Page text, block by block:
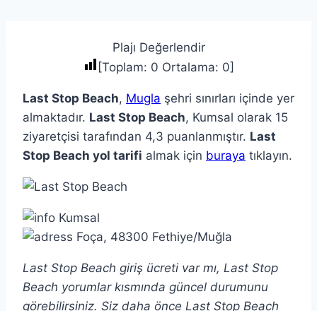
Plajı Değerlendir
[Toplam: 0 Ortalama: 0]
Last Stop Beach, Mugla şehri sınırları içinde yer
almaktadır. Last Stop Beach, Kumsal olarak 15
ziyaretçisi tarafından 4,3 puanlanmıştır. Last
Stop Beach yol tarifi almak için buraya tıklayın.
Kumsal
Foça, 48300 Fethiye/Muğla
Last Stop Beach giriş ücreti var mı, Last Stop
Beach yorumlar kısmında güncel durumunu
görebilirsiniz. Siz daha önce Last Stop Beach